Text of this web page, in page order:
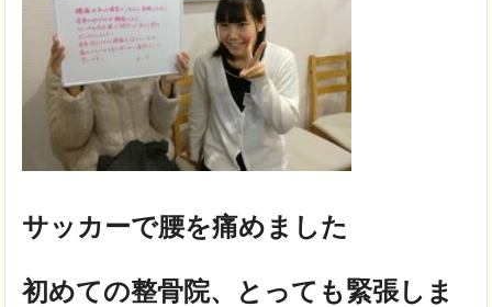
サッカーで腰を痛めました
初めての整骨院、とっても緊張しま